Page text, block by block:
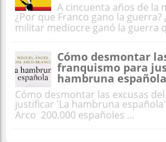
A cincuenta años de la
¿Por que Franco gano la guerra?
militar mediocre ganó la guerra
Cómo desmontar
franquismo para
hambruna
Cómo desmontar las excusas
justificar 'La hambruna
Arco 200.000 españoles ...